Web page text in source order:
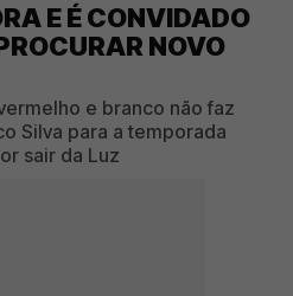
E É CONVIDADO
NOVO
e branco não faz
Silva para a temporada
sair da Luz